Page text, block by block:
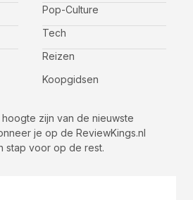
Pop-Culture
Tech
Reizen
Koopgidsen
zijn van de nieuwste
je op de ReviewKings.nl
stap voor op de rest.